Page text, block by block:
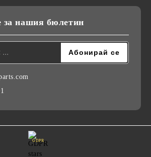
за нашия бюлетин
GDPR